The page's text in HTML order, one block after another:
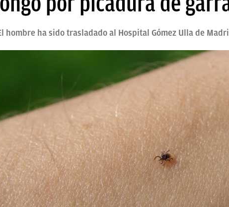
hombre ha sido trasladado al Hospital Gómez Ulla de